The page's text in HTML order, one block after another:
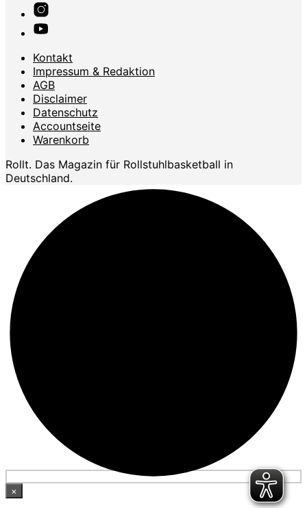
Kontakt
Impressum & Redaktion
AGB
Disclaimer
Datenschutz
Accountseite
Warenkorb
Rollt. Das Magazin für Rollstuhlbasketball in
Deutschland.
×